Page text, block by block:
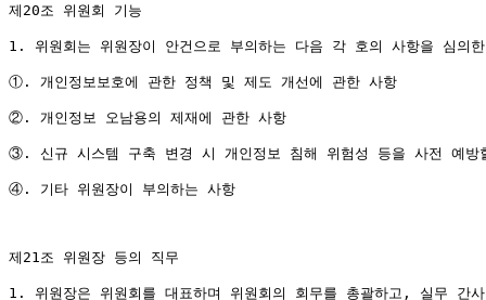
제20조 위원회 기능
1. 위원회는 위원장이 안건으로 부의하는 다음 각 호의 사항을 심의
①. 개인정보보호에 관한 정책 및 제도 개선에 관한 사항
②. 개인정보 오남용의 제재에 관한 사항
③. 신규 시스템 구축 변경 시 개인정보 침해 위험성 등을 사전 예방
④. 기타 위원장이 부의하는 사항
제21조 위원장 등의 직무
1. 위원장은 위원회를 대표하며 위원회의 회무를 총괄하고, 실무 간